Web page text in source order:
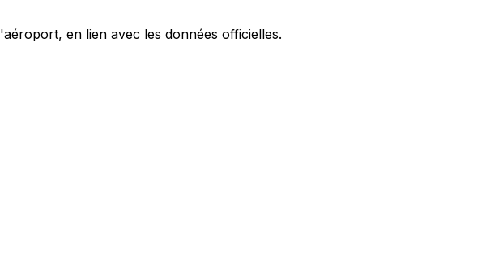
en lien avec les données officielles.